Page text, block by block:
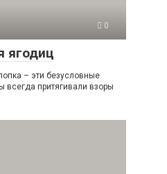
0
ягодиц
– эти безусловные
всегда притягивали взоры